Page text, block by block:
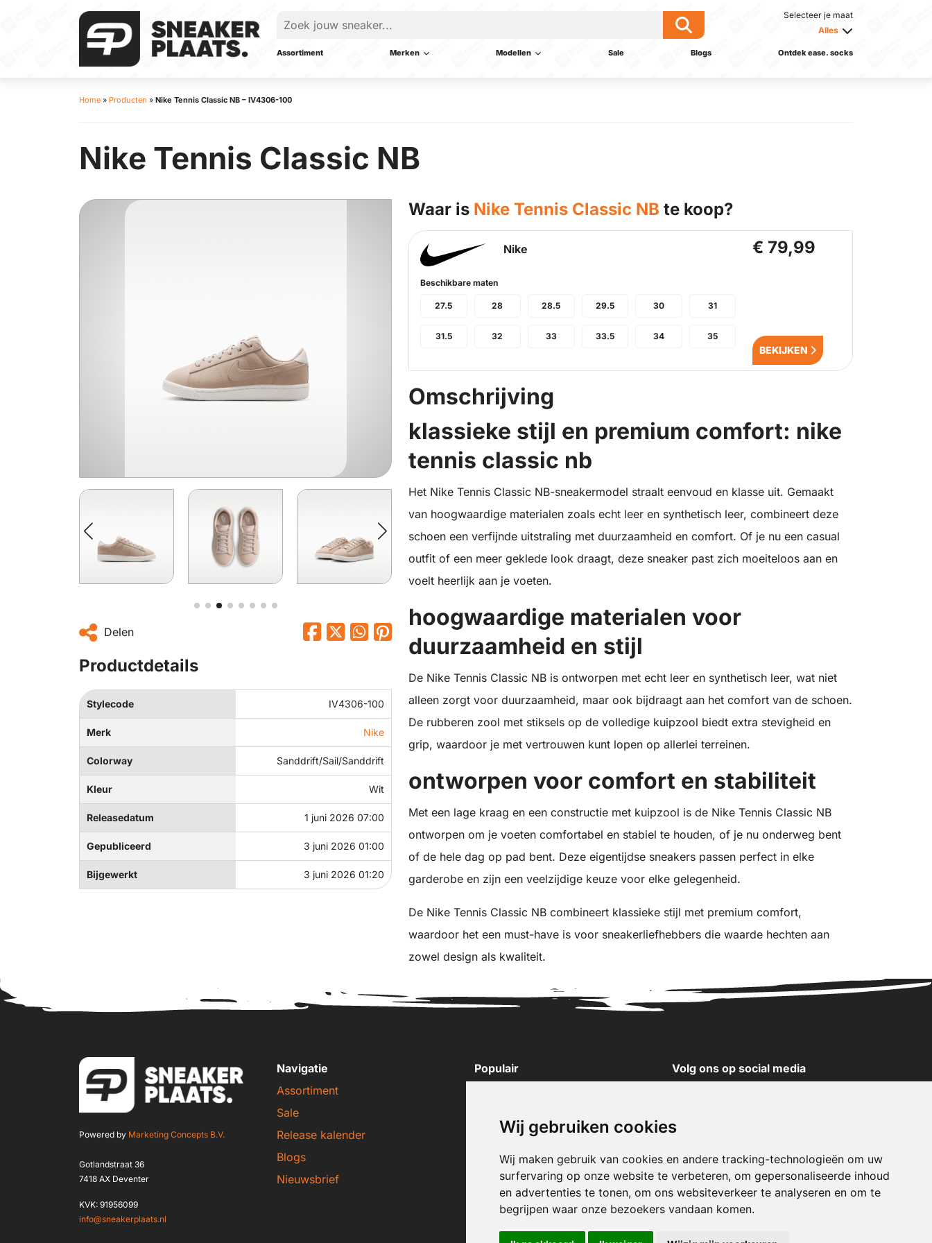
Wij gebruiken cookies
Wij maken gebruik van cookies en andere tracking-technologieën om uw
surfervaring op onze website te verbeteren, om gepersonaliseerde inhoud
en advertenties te tonen, om ons websiteverkeer te analyseren en om te
begrijpen waar onze bezoekers vandaan komen.
Selecteer je maat
Alles
Assortiment Merken Modellen Sale Blogs Ontdek ease. socks
Home » Producten » Nike Tennis Classic NB – IV4306-100
Nike Tennis Classic NB
Delen
Productdetails
Stylecode IV4306-100
Merk Nike
Colorway Sanddrift/Sail/Sanddrift
Kleur Wit
Releasedatum 1 juni 2026 07:00
Gepubliceerd 3 juni 2026 01:00
Bijgewerkt 3 juni 2026 01:20
Waar is Nike Tennis Classic NB te koop?
Nike
Beschikbare maten
27.5 28 28.5 29.5 30 31
31.5 32 33 33.5 34 35
€ 79,99
BEKIJKEN
Omschrijving
klassieke stijl en premium comfort: nike
tennis classic nb
Het Nike Tennis Classic NB-sneakermodel straalt eenvoud en klasse uit. Gemaakt
van hoogwaardige materialen zoals echt leer en synthetisch leer, combineert deze
schoen een verfijnde uitstraling met duurzaamheid en comfort. Of je nu een casual
outfit of een meer geklede look draagt, deze sneaker past zich moeiteloos aan en
voelt heerlijk aan je voeten.
hoogwaardige materialen voor
duurzaamheid en stijl
De Nike Tennis Classic NB is ontworpen met echt leer en synthetisch leer, wat niet
alleen zorgt voor duurzaamheid, maar ook bijdraagt aan het comfort van de schoen.
De rubberen zool met stiksels op de volledige kuipzool biedt extra stevigheid en
grip, waardoor je met vertrouwen kunt lopen op allerlei terreinen.
ontworpen voor comfort en stabiliteit
Met een lage kraag en een constructie met kuipzool is de Nike Tennis Classic NB
ontworpen om je voeten comfortabel en stabiel te houden, of je nu onderweg bent
of de hele dag op pad bent. Deze eigentijdse sneakers passen perfect in elke
garderobe en zijn een veelzijdige keuze voor elke gelegenheid.
De Nike Tennis Classic NB combineert klassieke stijl met premium comfort,
waardoor het een must-have is voor sneakerliefhebbers die waarde hechten aan
zowel design als kwaliteit.
Powered by Marketing Concepts B.V.
Gotlandstraat 36
7418 AX Deventer
KVK: 91956099
info@sneakerplaats.nl
Navigatie
Assortiment
Sale
Release kalender
Blogs
Nieuwsbrief
Populair
New Balance sneakers
Puma sneakers
Converse sneakers
Volg ons op social media
X
Pinterest